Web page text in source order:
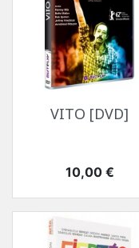
VITO [DVD]
Prix
10,00 €